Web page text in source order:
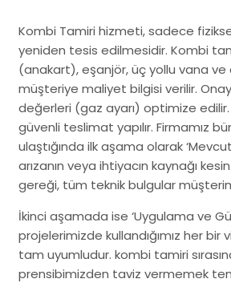
Kombi Tamiri hizmeti, sadece
yeniden tesis edilmesidir. Kombi
(anakart), eşanjör, üç yollu vana ve
müşteriye maliyet bilgisi verilir.
değerleri (gaz ayarı) optimize
güvenli teslimat yapılır. Firmamız
ulaştığında ilk aşama olarak
arızanın veya ihtiyacın kaynağı
gereği, tüm teknik bulgular
İkinci aşamada ise ‘Uygulama ve
projelerimizde kullandığımız her
tam uyumludur. kombi tamiri
prensibimizden taviz vermemek